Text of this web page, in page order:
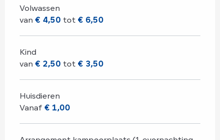
Volwassen
van € 4,50 tot € 6,50
Kind
van € 2,50 tot € 3,50
Huisdieren
Vanaf € 1,00